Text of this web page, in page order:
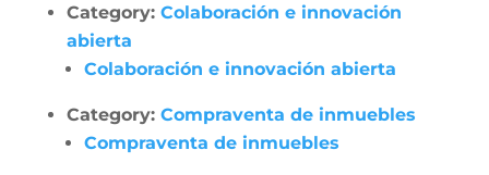
Category: Colaboración e innovación
abierta
Colaboración e innovación abierta
Category: Compraventa de inmuebles
Compraventa de inmuebles